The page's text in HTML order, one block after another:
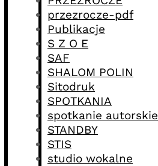
przezrocze-pdf
Publikacje
S Z O E
SAF
SHALOM POLIN
Sitodruk
SPOTKANIA
spotkanie autorskie
STANDBY
STIS
studio wokalne